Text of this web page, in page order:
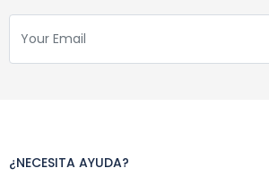
¿NECESITA AYUDA?